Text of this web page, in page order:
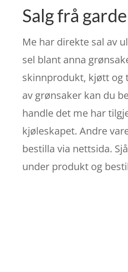
Salg frå
Me har direkte sal av
sel blant anna
skinnprodukt, kjøtt og
av grønsaker kan du
handle det me har
kjøleskapet. Andre
bestilla via nettsida.
under produkt og